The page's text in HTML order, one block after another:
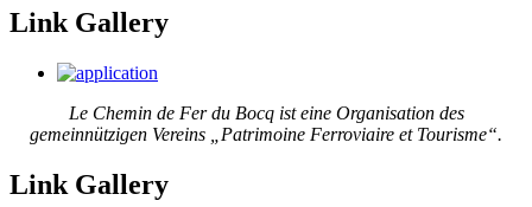
Link Gallery
Le Chemin de Fer du Bocq ist eine Organisation des
gemeinnützigen Vereins „Patrimoine Ferroviaire et Tourisme“.
Link Gallery